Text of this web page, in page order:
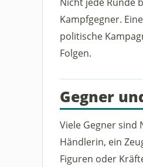
Kampfgegner.
politische
Folgen.
Gegner
Viele Gegner sind
Händlerin, ein
Figuren oder